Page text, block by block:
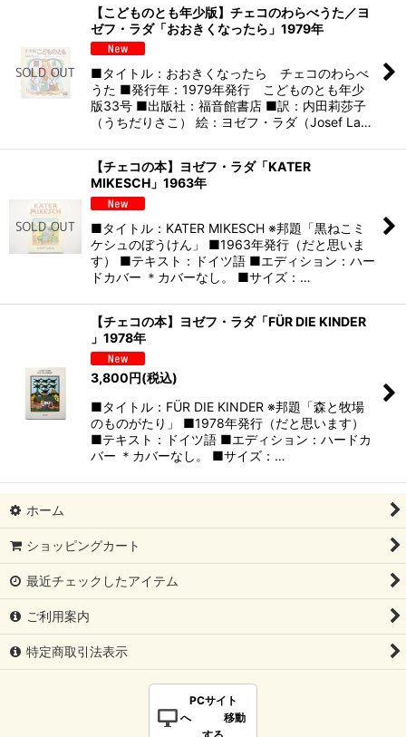
【こどものとも年少版】チェコのわらべうた／ヨ
ゼフ・ラダ「おおきくなったら」1979年
■タイトル：おおきくなったら チェコのわらべ
うた ■発行年：1979年発行 こどものとも年少
版33号 ■出版社：福音館書店 ■訳：内田莉莎子
（うちだりさこ） 絵：ヨゼフ・ラダ（Josef La…
【チェコの本】ヨゼフ・ラダ「KATER
MIKESCH」1963年
■タイトル：KATER MIKESCH ※邦題「黒ねこミ
ケシュのぼうけん」 ■1963年発行（だと思いま
す） ■テキスト：ドイツ語 ■エディション：ハー
ドカバー ＊カバーなし。 ■サイズ：…
【チェコの本】ヨゼフ・ラダ「FÜR DIE KINDER
」1978年
3,800円(税込)
■タイトル：FÜR DIE KINDER ※邦題「森と牧場
のものがたり」 ■1978年発行（だと思います）
■テキスト：ドイツ語 ■エディション：ハードカ
バー ＊カバーなし。 ■サイズ：…
ホーム
ショッピングカート
最近チェックしたアイテム
ご利用案内
特定商取引法表示
PCサイト
へ 移動